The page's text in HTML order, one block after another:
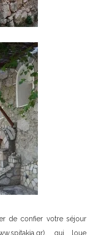
de confier votre séjour
), qui loue